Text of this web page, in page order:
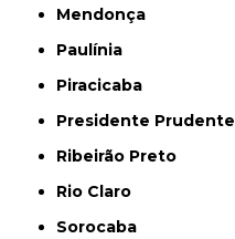
Mendonça
Paulínia
Piracicaba
Presidente Prudente
Ribeirão Preto
Rio Claro
Sorocaba